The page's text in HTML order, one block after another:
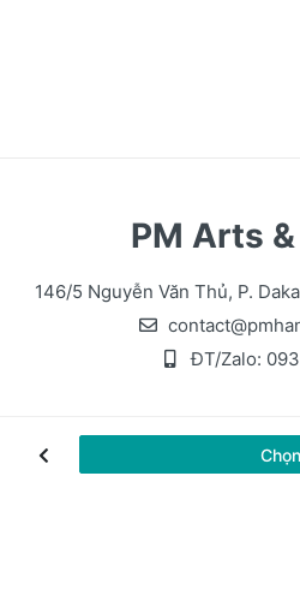
PM Arts
146/5 Nguyễn Văn Thủ, P.
ĐT/Zalo: